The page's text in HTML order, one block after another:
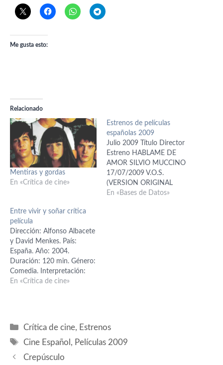
Me gusta esto:
Relacionado
Mentiras y gordas
En «Crítica de cine»
Estrenos de películas
españolas 2009
Julio 2009 Título Director
Estreno HABLAME DE
AMOR SILVIO MUCCINO
17/07/2009 V.O.S.
(VERSION ORIGINAL
SUBTITULADA) CESC GAY
En «Bases de Datos»
Entre vivir y soñar crítica
película
Dirección: Alfonso Albacete
y David Menkes. País:
España. Año: 2004.
Duración: 120 min. Género:
Comedia. Interpretación:
Carmen Maura (Ana), Alex
adolescente), Soledad
Silveyra (Verónica), Mónica
(Marta). Guión: Alfonso
En «Crítica de cine»
Categorías
Crítica de cine, Estrenos
Etiquetas
Cine Español , Películas 2009
Crepúsculo